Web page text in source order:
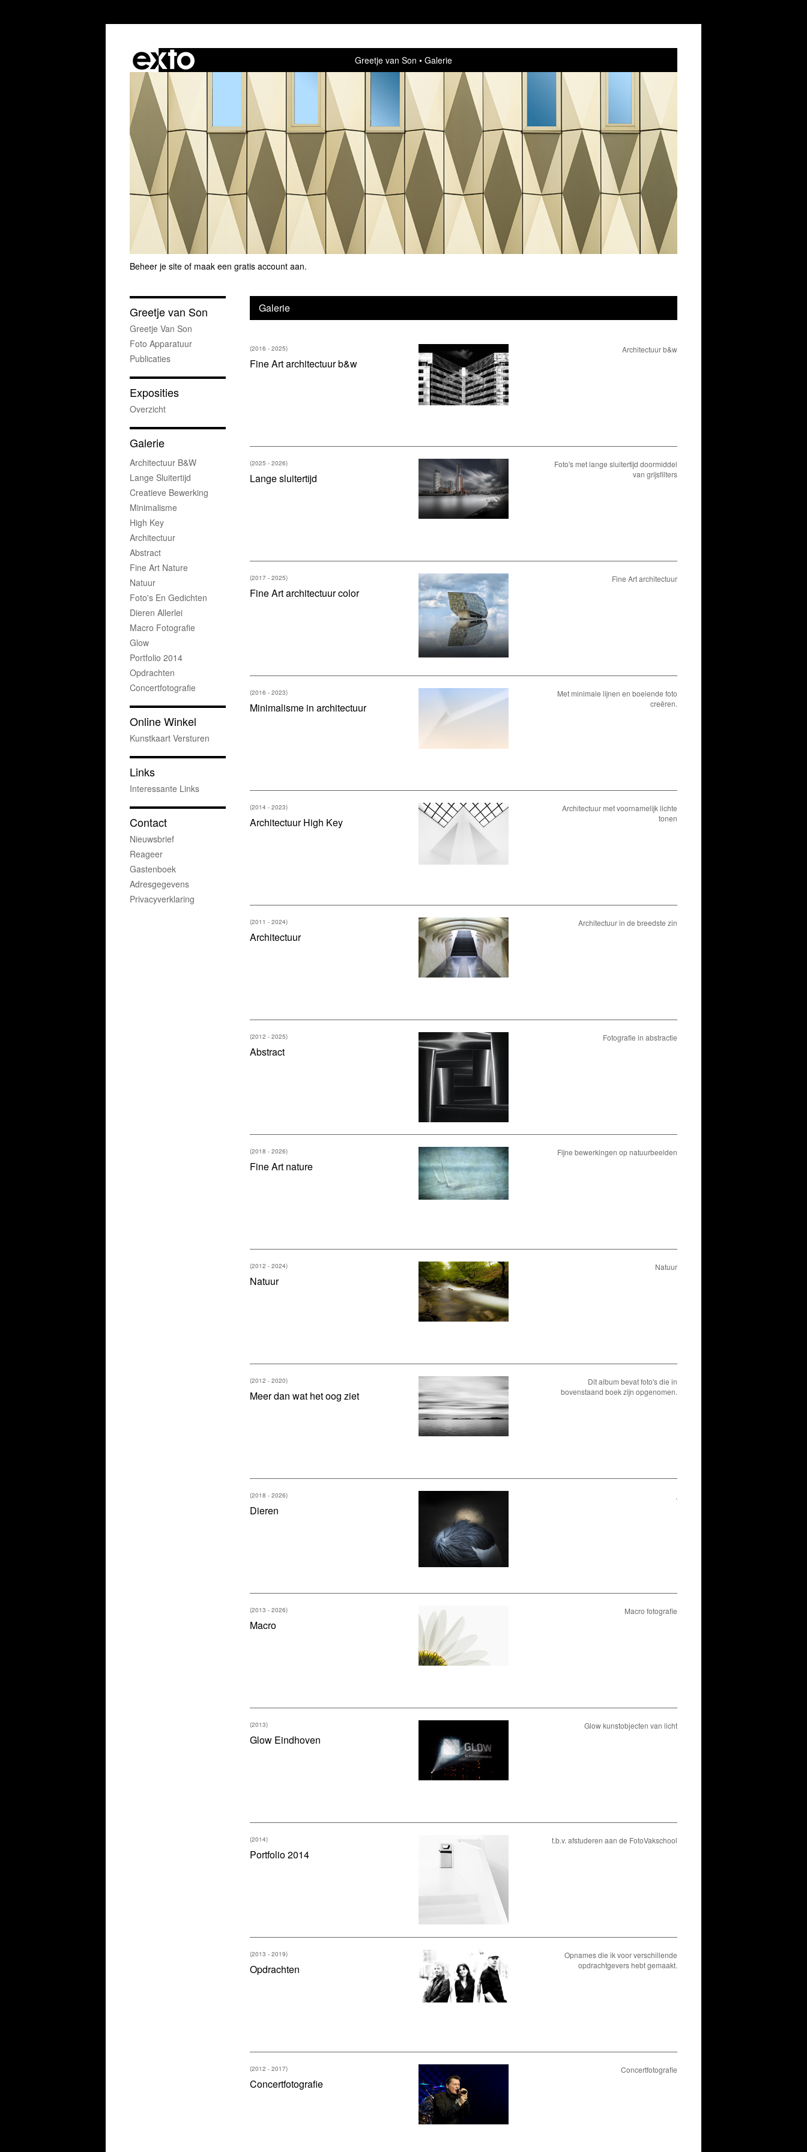
Greetje van Son Galerie
Beheer je site of maak een gratis account aan.
Galerie
Fine Art architectuur b&w
(2016 - 2025) Architectuur b&w
Lange sluitertijd
(2025 - 2026)
Foto's met lange sluitertijd doormiddel
van grijsfilters
Fine Art architectuur color
(2017 - 2025) Fine Art architectuur
Minimalisme in architectuur
(2016 - 2023)
Met minimale lijnen en boeiende foto
creëren.
Architectuur High Key
(2014 - 2023)
Architectuur met voornamelijk lichte
tonen
Architectuur
(2011 - 2024) Architectuur in de breedste zin
Abstract
(2012 - 2025) Fotografie in abstractie
Fine Art nature
(2018 - 2026) Fijne bewerkingen op natuurbeelden
Natuur
(2012 - 2024) Natuur
Meer dan wat het oog ziet
(2012 - 2020)
Dit album bevat foto's die in
bovenstaand boek zijn opgenomen.
Dieren
(2018 - 2026) .
Macro
(2013 - 2026) Macro fotografie
Glow Eindhoven
(2013) Glow kunstobjecten van licht
Portfolio 2014
(2014) t.b.v. afstuderen aan de FotoVakschool
Opdrachten
(2013 - 2019)
Opnames die ik voor verschillende
opdrachtgevers hebt gemaakt.
Concertfotografie
(2012 - 2017) Concertfotografie
Greetje van Son
Greetje Van Son
Foto Apparatuur
Publicaties
Exposities
Overzicht
Galerie
Architectuur B&w
Lange Sluitertijd
Creatieve Bewerking
Minimalisme
High Key
Architectuur
Abstract
Fine Art Nature
Natuur
Foto's En Gedichten
Dieren Allerlei
Macro Fotografie
Glow
Portfolio 2014
Opdrachten
Concertfotografie
Online Winkel
Kunstkaart Versturen
Links
Interessante Links
Contact
Nieuwsbrief
Reageer
Gastenboek
Adresgegevens
Privacyverklaring